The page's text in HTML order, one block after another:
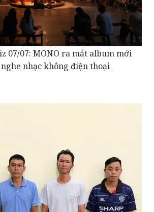
07/07: MONO ra mắt album mới
nhạc không điện thoại